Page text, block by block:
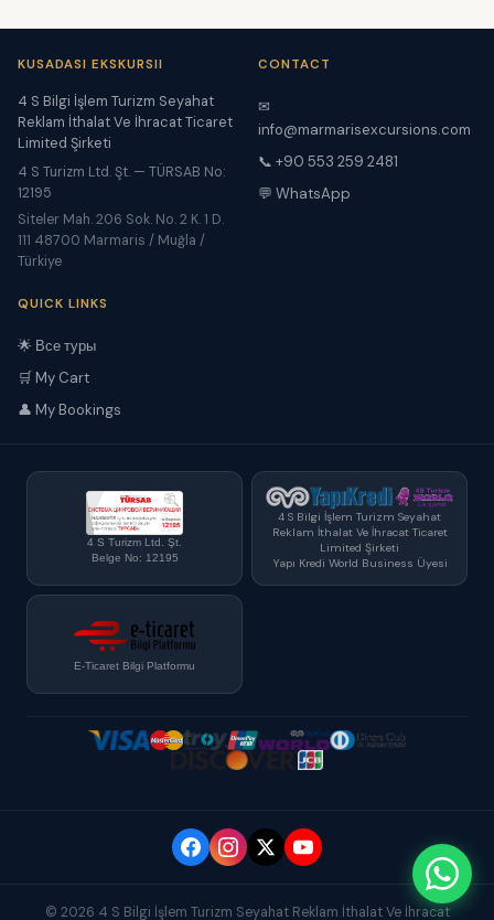
KUSADASI EKSKURSII
4 S Bilgi İşlem Turizm Seyahat
Reklam İthalat Ve İhracat Ticaret
Limited Şirketi
4 S Turizm Ltd. Şt. — TÜRSAB No:
12195
Siteler Mah. 206 Sok. No. 2 K. 1 D.
111 48700 Marmaris / Muğla /
Türkiye
CONTACT
✉
info@marmarisexcursions.com
📞 +90 553 259 2481
💬 WhatsApp
QUICK LINKS
🌟 Все туры
🛒 My Cart
👤 My Bookings
4 S Turizm Ltd. Şt.
Belge No: 12195
4 S Bilgi İşlem Turizm Seyahat
Reklam İthalat Ve İhracat Ticaret
Limited Şirketi
Yapı Kredi World Business Üyesi
E-Ticaret Bilgi Platformu
© 2026 4 S Bilgi İşlem Turizm Seyahat Reklam İthalat Ve İhracat